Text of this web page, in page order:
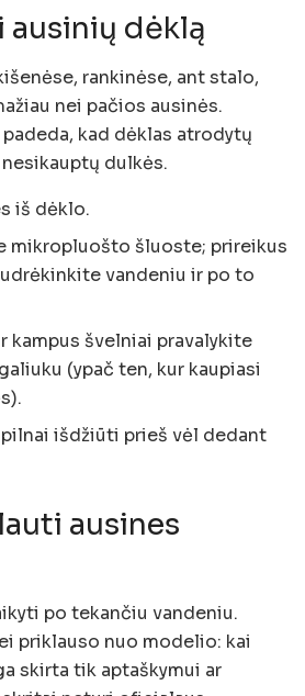
ausinių dėklą
rankinėse, ant stalo,
nei pačios ausinės.
kad dėklas atrodytų
dulkės.
iš dėklo.
mikropluošto šluoste; prireikus
vandeniu ir po to
kampus švelniai pravalykite
(ypač ten, kur kaupiasi
išdžiūti prieš vėl dedant
ausines
po tekančiu vandeniu.
priklauso nuo modelio: kai
skirta tik aptaškymui ar